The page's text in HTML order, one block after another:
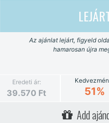
Az ajánlat lejárt, figyeld
hamarosan újra
Eredeti ár:
39.570 Ft 51%
Add